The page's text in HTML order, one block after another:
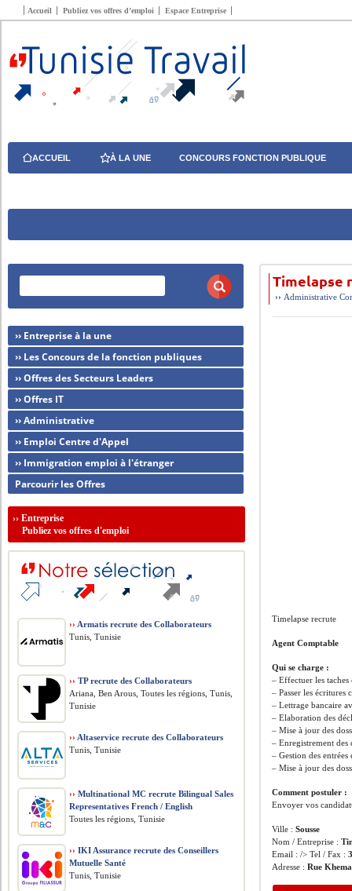
Accueil Publiez vos offres d’emploi Espace Entreprise
ACCUEIL À LA UNE CONCOURS FONCTION PUBLIQUE
Timelapse
›› Administrative
Timelapse recrute
Agent Comptable
Qui se charge :
– Effectuer les taches
– Passer les écritures
– Lettrage bancaire
– Elaboration des
– Mise à jour des
– Enregistrement
– Gestion des
– Mise à jour des
Comment postuler :
Envoyer vos
Ville :Sousse
Nom / Entreprise :
Email : /> Tel / Fax :
Adresse :Rue
›› Entreprise à la une
›› Les Concours de la fonction publiques
›› Offres des Secteurs Leaders
›› Offres IT
›› Administrative
›› Emploi Centre d'Appel
›› Immigration emploi à l'étranger
Parcourir les Offres
››Entreprise
Publiez vos offres d'emploi
›› Armatis recrute des Collaborateurs
Tunis, Tunisie
›› TP recrute des Collaborateurs
Ariana, Ben Arous, Toutes les régions, Tunis,
Tunisie
›› Altaservice recrute des Collaborateurs
Tunis, Tunisie
›› Multinational MC recrute Bilingual Sales
Representatives French / English
Toutes les régions, Tunisie
›› IKI Assurance recrute des Conseillers
Mutuelle Santé
Tunis, Tunisie